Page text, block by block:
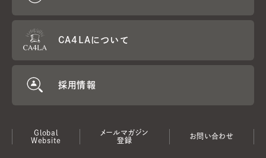
CA4LAについて
採用情報
Global
Website
メールマガジン
登録
お問い合わせ